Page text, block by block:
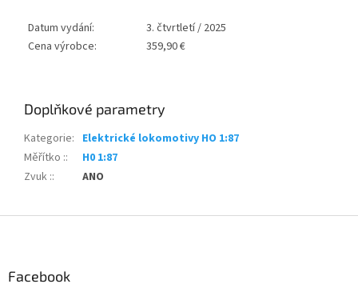
Datum vydání:
3. čtvrtletí / 2025
Cena výrobce:
359,90 €
Doplňkové parametry
Kategorie: Elektrické lokomotivy HO 1:87
Měřítko ::
H0 1:87
Zvuk :: ANO
Facebook